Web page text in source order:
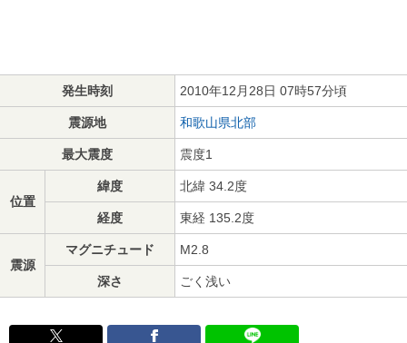
発生時刻 2010年12月28日 07時57分頃
震源地 和歌山県北部
最大震度 震度1
位置
緯度 北緯 34.2度
経度 東経 135.2度
震源
マグニチュード M2.8
深さ ごく浅い